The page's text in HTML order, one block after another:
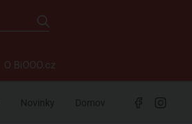
O BiOOO.cz
Novinky Domov